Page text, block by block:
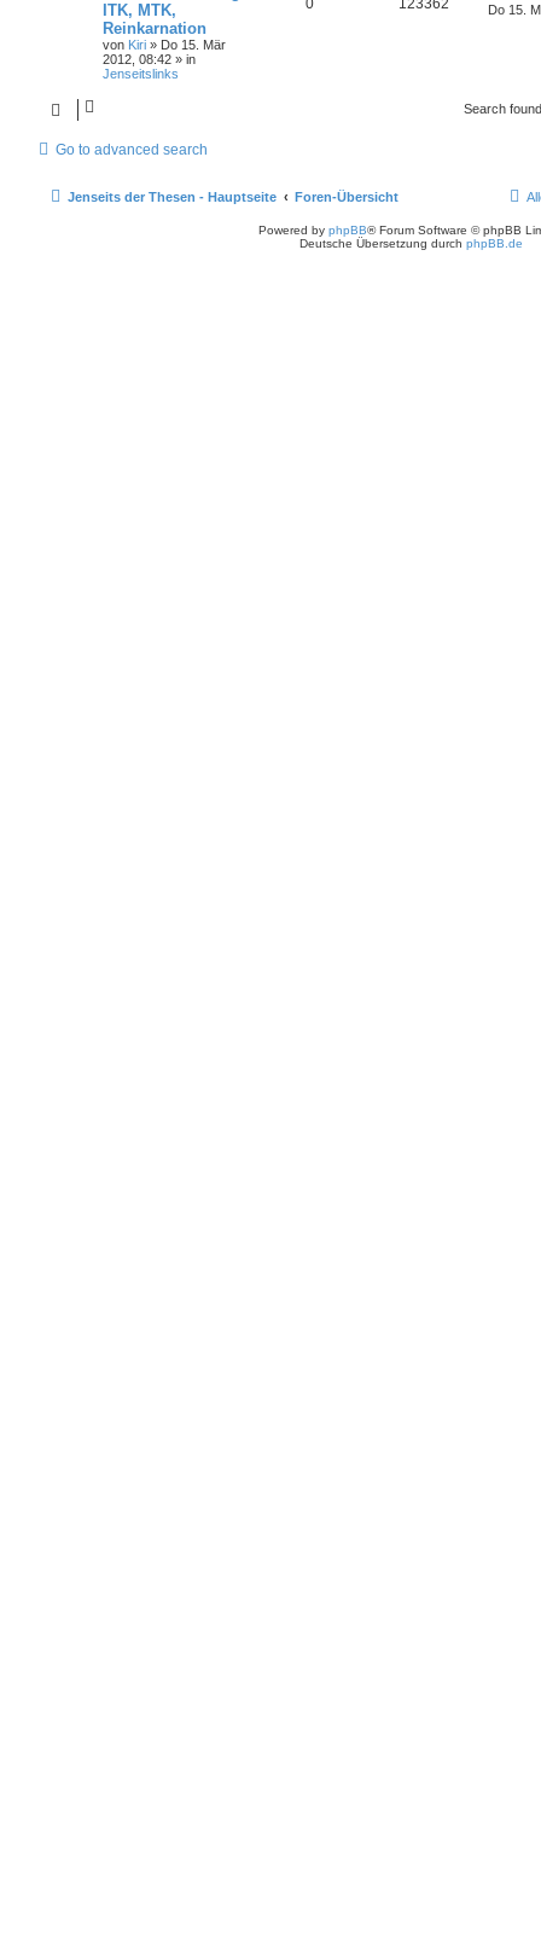
ITK, MTK,
Reinkarnation
von Kiri » Do 15. Mär
2012, 08:42 » in
Jenseitslinks
0 123362
Do 15.
Search
Go to advanced search
Jenseits der Thesen - Hauptseite Foren-Übersicht
Powered by phpBB® Forum Software © phpBB
Deutsche Übersetzung durch phpBB.de